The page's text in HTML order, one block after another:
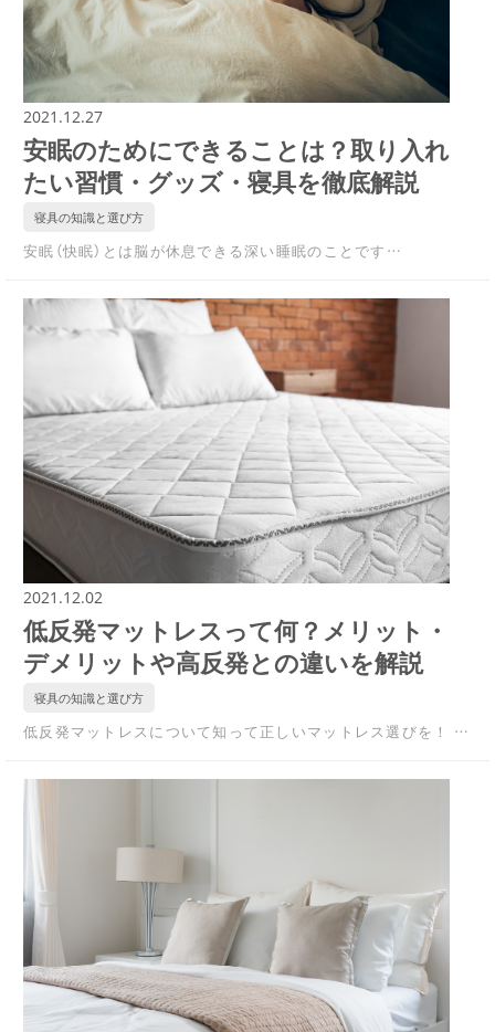
2021.12.27
安眠のためにできることは？取り入れ
たい習慣・グッズ・寝具を徹底解説
寝具の知識と選び方
安眠（快眠）とは脳が休息できる深い睡眠のことです…
2021.12.02
低反発マットレスって何？メリット・
デメリットや高反発との違いを解説
寝具の知識と選び方
低反発マットレスについて知って正しいマットレス選びを！ …